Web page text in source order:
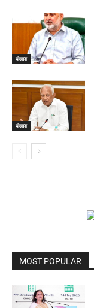
पंजाब
पंजाब
MOST POPULAR